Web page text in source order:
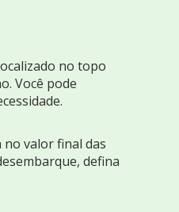
no topo
Você pode
valor final das
defina